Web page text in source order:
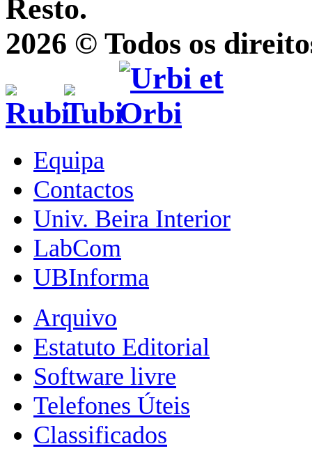
Resto.
2026 © Todos os
Equipa
Contactos
Univ. Beira Interior
LabCom
UBInforma
Arquivo
Estatuto Editorial
Software livre
Telefones Úteis
Classificados